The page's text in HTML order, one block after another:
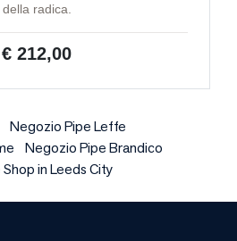
della radica.
€ 212,00
Negozio Pipe Leffe
Negozio Pipe Brandico
Shop in Leeds City